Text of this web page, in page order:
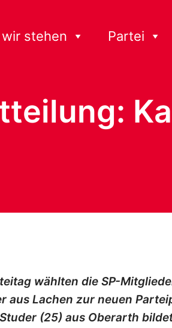
stehen Partei
wählten die SP-
Lachen zur neuen
(25) aus Oberarth